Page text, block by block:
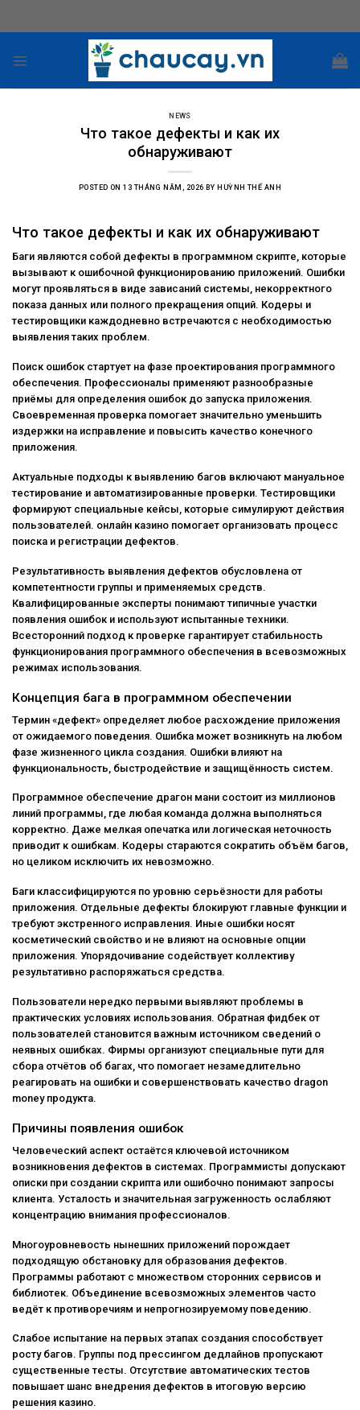
NEWS
Что такое дефекты и как их
обнаруживают
POSTED ON13 THÁNG NĂM, 2026 BY HUỲNH THẾ ANH
Что такое дефекты и как их обнаруживают
Баги являются собой дефекты в программном скрипте, которые
вызывают к ошибочной функционированию приложений. Ошибки
могут проявляться в виде зависаний системы, некорректного
показа данных или полного прекращения опций. Кодеры и
тестировщики каждодневно встречаются с необходимостью
выявления таких проблем.
Поиск ошибок стартует на фазе проектирования программного
обеспечения. Профессионалы применяют разнообразные
приёмы для определения ошибок до запуска приложения.
Своевременная проверка помогает значительно уменьшить
издержки на исправление и повысить качество конечного
приложения.
Актуальные подходы к выявлению багов включают мануальное
тестирование и автоматизированные проверки. Тестировщики
формируют специальные кейсы, которые симулируют действия
пользователей. онлайн казино помогает организовать процесс
поиска и регистрации дефектов.
Результативность выявления дефектов обусловлена от
компетентности группы и применяемых средств.
Квалифицированные эксперты понимают типичные участки
появления ошибок и используют испытанные техники.
Всесторонний подход к проверке гарантирует стабильность
функционирования программного обеспечения в всевозможных
режимах использования.
Концепция бага в программном обеспечении
Термин «дефект» определяет любое расхождение приложения
от ожидаемого поведения. Ошибка может возникнуть на любом
фазе жизненного цикла создания. Ошибки влияют на
функциональность, быстродействие и защищённость систем.
Программное обеспечение драгон мани состоит из миллионов
линий программы, где любая команда должна выполняться
корректно. Даже мелкая опечатка или логическая неточность
приводит к ошибкам. Кодеры стараются сократить объём багов,
но целиком исключить их невозможно.
Баги классифицируются по уровню серьёзности для работы
приложения. Отдельные дефекты блокируют главные функции и
требуют экстренного исправления. Иные ошибки носят
косметический свойство и не влияют на основные опции
приложения. Упорядочивание содействует коллективу
результативно распоряжаться средства.
Пользователи нередко первыми выявляют проблемы в
практических условиях использования. Обратная фидбек от
пользователей становится важным источником сведений о
неявных ошибках. Фирмы организуют специальные пути для
сбора отчётов об багах, что помогает незамедлительно
реагировать на ошибки и совершенствовать качество dragon
money продукта.
Причины появления ошибок
Человеческий аспект остаётся ключевой источником
возникновения дефектов в системах. Программисты допускают
описки при создании скрипта или ошибочно понимают запросы
клиента. Усталость и значительная загруженность ослабляют
концентрацию внимания профессионалов.
Многоуровневость нынешних приложений порождает
подходящую обстановку для образования дефектов.
Программы работают с множеством сторонних сервисов и
библиотек. Объединение всевозможных элементов часто
ведёт к противоречиям и непрогнозируемому поведению.
Слабое испытание на первых этапах создания способствует
росту багов. Группы под прессингом дедлайнов пропускают
существенные тесты. Отсутствие автоматических тестов
повышает шанс внедрения дефектов в итоговую версию
решения казино.